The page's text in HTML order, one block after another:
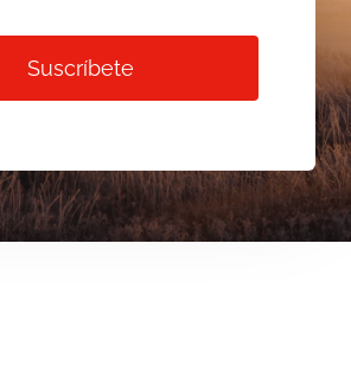
Suscríbete